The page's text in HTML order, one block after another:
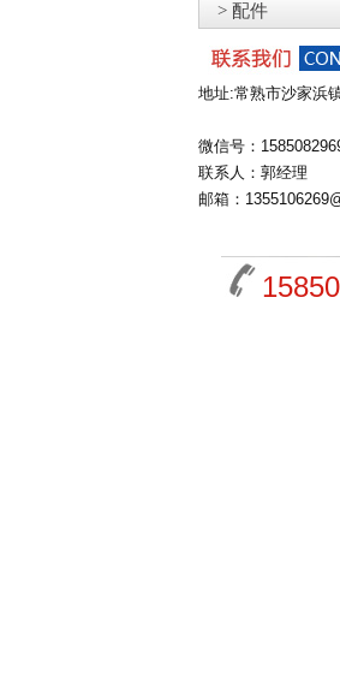
> 配件
地址:常熟市沙家浜
微信号：
联系人：郭经理
邮箱：